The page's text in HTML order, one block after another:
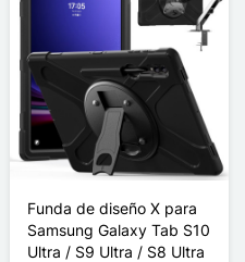
Funda de diseño X para
Samsung Galaxy Tab S10
Ultra / S9 Ultra / S8 Ultra